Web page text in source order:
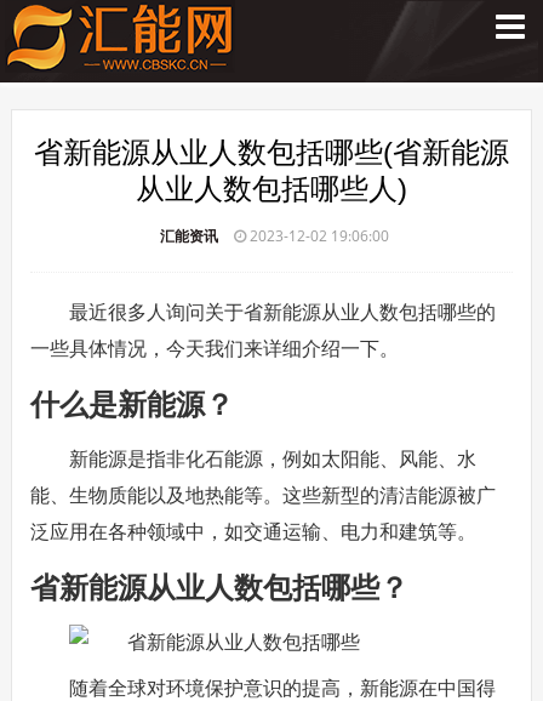
省新能源从业人数包括哪些(省新能源
从业人数包括哪些人)
汇能资讯 2023-12-02 19:06:00
最近很多人询问关于省新能源从业人数包括哪些的
一些具体情况，今天我们来详细介绍一下。
什么是新能源？
新能源是指非化石能源，例如太阳能、风能、水
能、生物质能以及地热能等。这些新型的清洁能源被广
泛应用在各种领域中，如交通运输、电力和建筑等。
省新能源从业人数包括哪些？
随着全球对环境保护意识的提高，新能源在中国得